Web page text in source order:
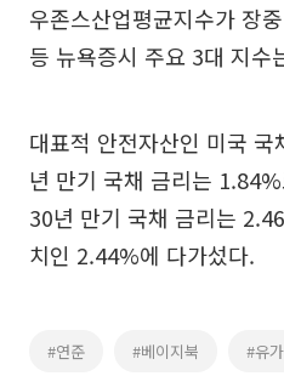
우존스산업평균지수가 장
등 뉴욕증시 주요 3대 지수
대표적 안전자산인 미국
년 만기 국채 금리는
30년 만기 국채 금리는
치인 2.44%에 다가섰다.
#연준 #베이지북 #유가